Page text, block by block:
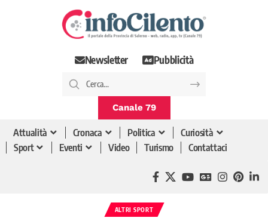
Newsletter Pubblicità
Canale 79
Attualità Cronaca Politica
Curiosità
Sport
Eventi Video Turismo Contattaci
ALTRI SPORT